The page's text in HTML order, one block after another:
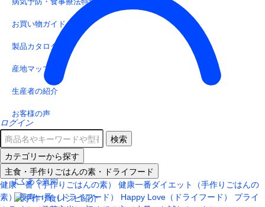
ログイン
検索
カテゴリーから探す
主食・手作りごはんの素・ドライフード
健康一番（手作りごはんの素）
健康一番ダイエット（手作りごはんの
素） 長寿一番（ドライフード） Happy Love（ドライフード）
プライ
お買い物ガイド
製品カタログ
産地マップ
生産者の紹介
お客様の声
会社案内
お問い合わせ
よくある質問